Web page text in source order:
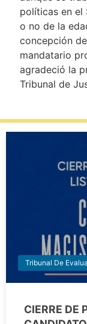
políticas en el
o no de la
concepción
mandatario
agradeció la
Tribunal de
Tribunal De
CIERRE DE